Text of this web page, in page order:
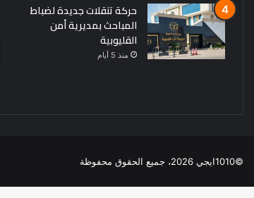
حركة تنقلات جديدة لضباط
المباحث بمديرية أمن
القليوبية
منذ 5 أيام
©1010ايجي 2026، جميع الحقوق محفوظة